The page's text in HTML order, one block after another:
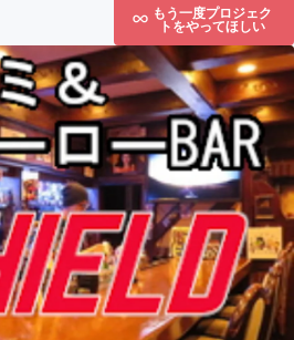
もう一度プロジェク
トをやってほしい